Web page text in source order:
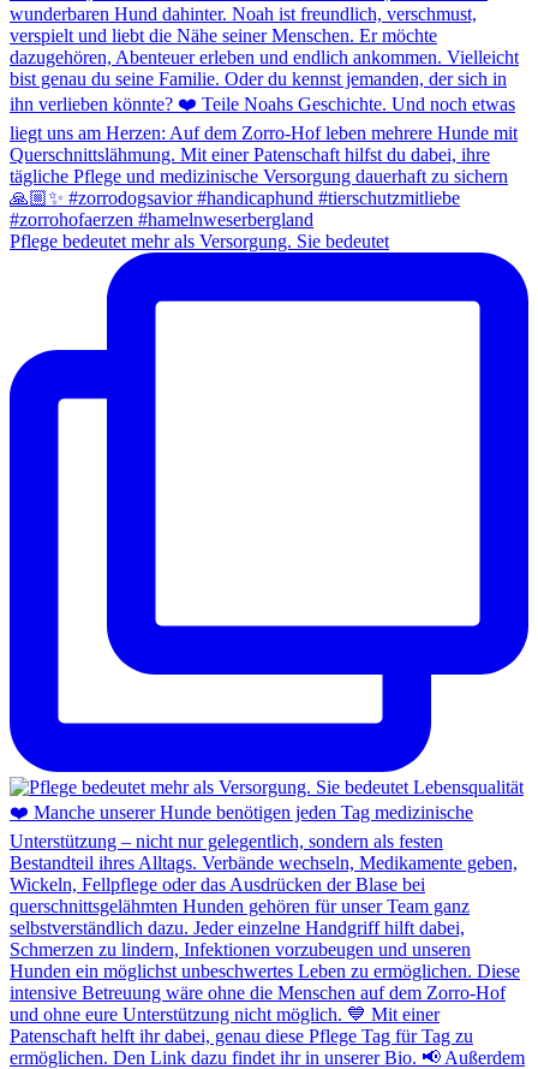
Pflege bedeutet mehr als Versorgung. Sie bedeutet